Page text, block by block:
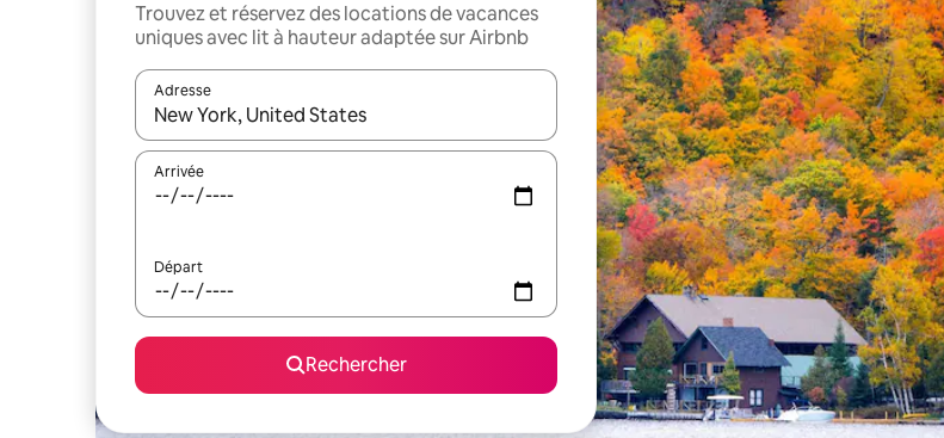
Trouvez et réservez des locations de vacances
uniques avec lit à hauteur adaptée sur Airbnb
Adresse
Lorsque les résultats s'affichent, utilisez les flèches vers le haut et vers le bas pour les parcourir ou en
Arrivée
Départ
Rechercher